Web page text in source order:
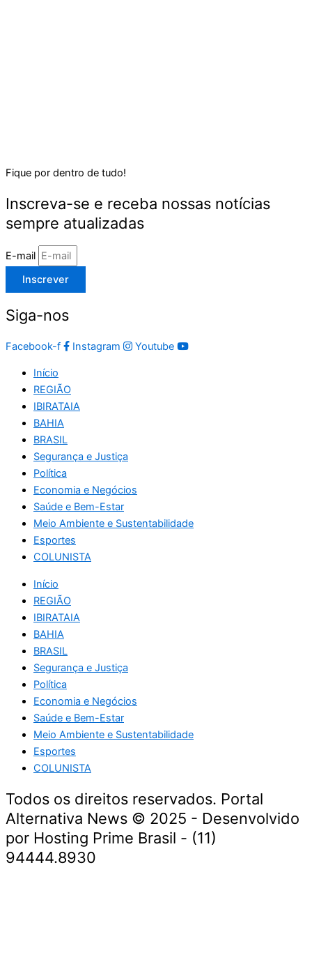
Fique por dentro de tudo!
Inscreva-se e receba nossas notícias
sempre atualizadas
E-mail
Inscrever
Siga-nos
Facebook-f Instagram Youtube
Início
REGIÃO
IBIRATAIA
BAHIA
BRASIL
Segurança e Justiça
Política
Economia e Negócios
Saúde e Bem-Estar
Meio Ambiente e Sustentabilidade
Esportes
COLUNISTA
Início
REGIÃO
IBIRATAIA
BAHIA
BRASIL
Segurança e Justiça
Política
Economia e Negócios
Saúde e Bem-Estar
Meio Ambiente e Sustentabilidade
Esportes
COLUNISTA
Todos os direitos reservados. Portal
Alternativa News © 2025 - Desenvolvido
por Hosting Prime Brasil - (11)
94444.8930